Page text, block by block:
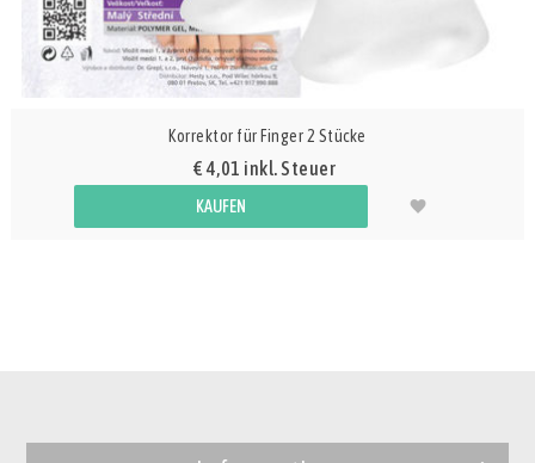
Korrektor für Finger 2 Stücke
€ 4,01 inkl. Steuer
KAUFEN